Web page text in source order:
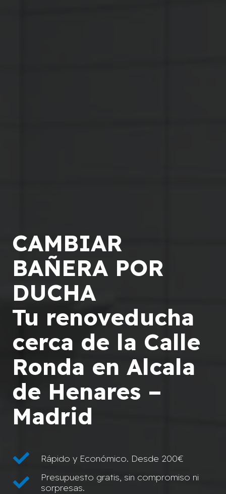
CAMBIAR
BAÑERA POR
DUCHA
Tu renoveducha
cerca de la Calle
Ronda en Alcala
de Henares –
Madrid
Rápido y Económico. Desde 200€
Presupuesto gratis, sin compromiso ni
sorpresas.